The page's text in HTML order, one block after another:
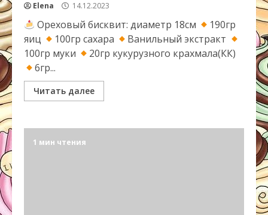
Elena 14.12.2023
Ореховый бисквит: диаметр 18см
190гр
яиц
100гр сахара
Ванильный экстракт
100гр муки
20гр кукурузного крахмала(КК)
6гр...
Читать далее
1 мин чтения